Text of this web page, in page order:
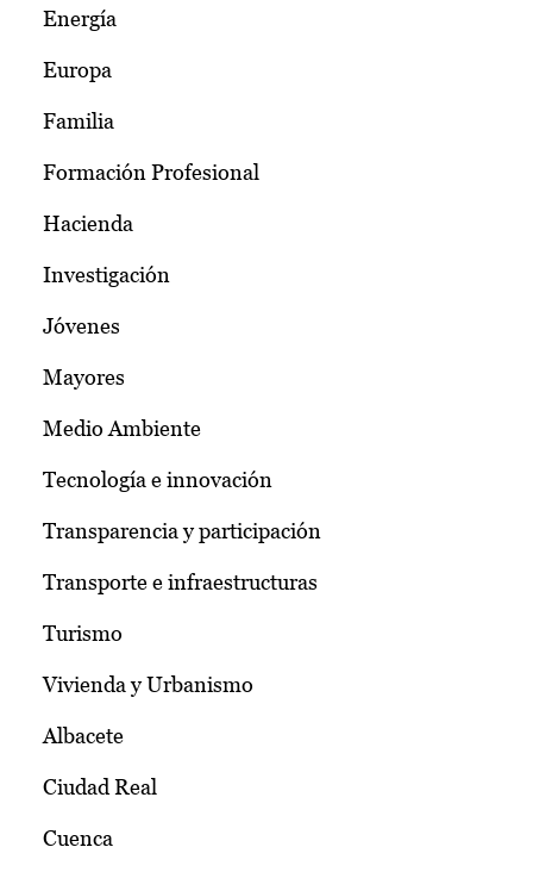
Energía
Europa
Familia
Formación Profesional
Hacienda
Investigación
Jóvenes
Mayores
Medio Ambiente
Tecnología e innovación
Transparencia y participación
Transporte e infraestructuras
Turismo
Vivienda y Urbanismo
Albacete
Ciudad Real
Cuenca